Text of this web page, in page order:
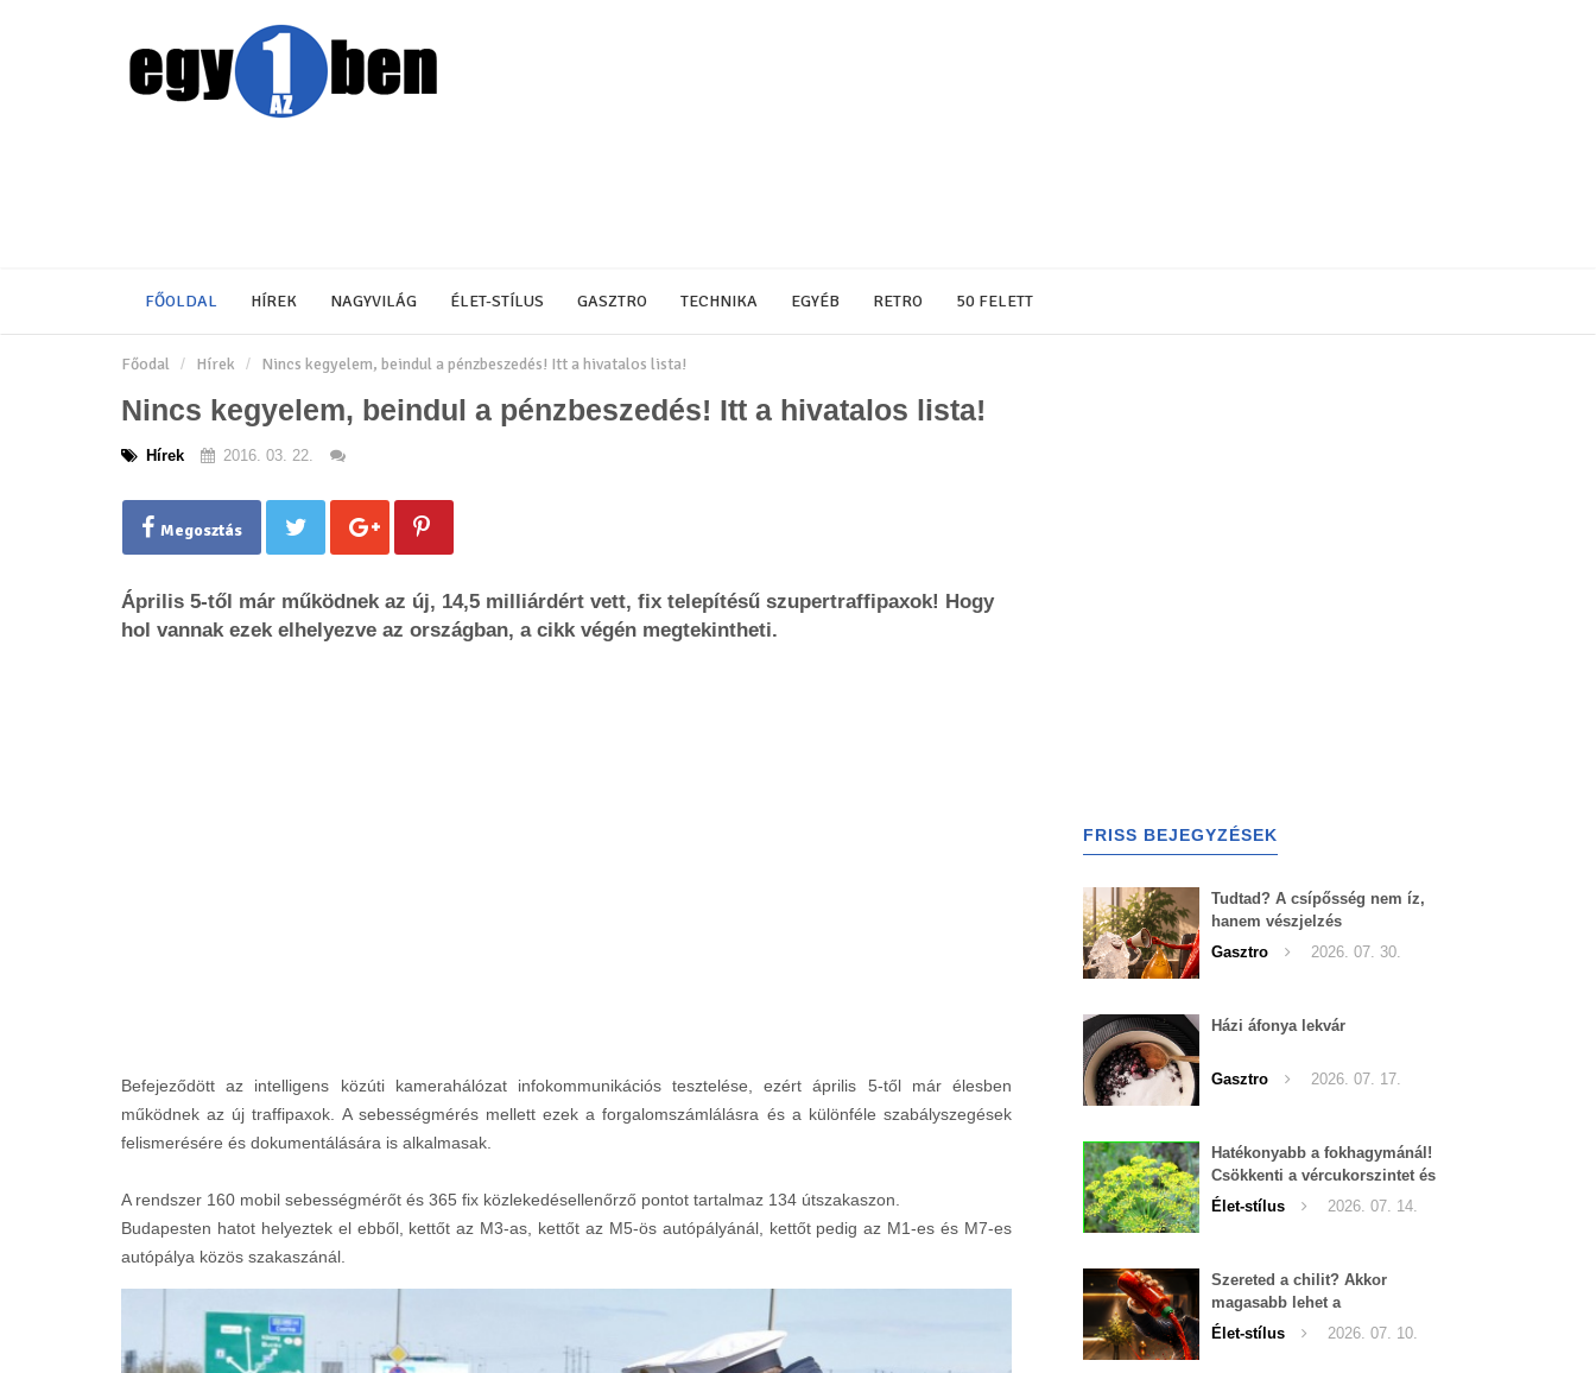
FŐOLDAL HÍREK NAGYVILÁG ÉLET-STÍLUS GASZTRO TECHNIKA EGYÉB RETRO 50 FELETT
Főodal Hírek Nincs kegyelem, beindul a pénzbeszedés! Itt a hivatalos lista!
Nincs kegyelem, beindul a pénzbeszedés! Itt a hivatalos lista!
Hírek 2016. 03. 22.
Megosztás
Április 5-től már működnek az új, 14,5 milliárdért vett, fix telepítésű szupertraffipaxok! Hogy
hol vannak ezek elhelyezve az országban, a cikk végén megtekintheti.
Befejeződött az intelligens közúti kamerahálózat infokommunikációs tesztelése, ezért április 5-től már élesben
működnek az új traffipaxok. A sebességmérés mellett ezek a forgalomszámlálásra és a különféle szabályszegések
felismerésére és dokumentálására is alkalmasak.
A rendszer 160 mobil sebességmérőt és 365 fix közlekedésellenőrző pontot tartalmaz 134 útszakaszon.
Budapesten hatot helyeztek el ebből, kettőt az M3-as, kettőt az M5-ös autópályánál, kettőt pedig az M1-es és M7-es
autópálya közös szakaszánál.
FRISS BEJEGYZÉSEK
Tudtad? A csípősség nem íz,
hanem vészjelzés
Gasztro
2026. 07. 30.
Házi áfonya lekvár
Gasztro 2026. 07. 17.
Hatékonyabb a fokhagymánál!
Csökkenti a vércukorszintet és
a magas vérnyomást is!
Élet-stílus 2026. 07. 14.
Szereted a chilit? Akkor
magasabb lehet a
tesztoszteron-szinted
Élet-stílus 2026. 07. 10.